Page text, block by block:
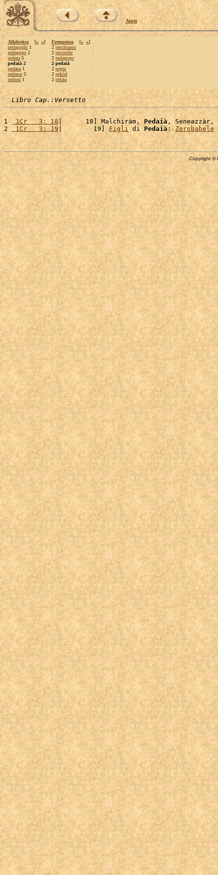
Aiuto
Alfabetica [« »]
pedagoghi 1
pedagogo 2
pedaia 5
pedaià 2
pedana 1
pedasur5
pedoni 1
Frequenza [« »]
2 pecchiamo
2 pecorelle
2 pedagogo
2 pedaià
2 pegni
2 pekòd
2 pelaia
Libro Cap.:Versetto
1 1Cr   3: 18|      18] Malchiràm, Pedaià , Seneazzàr,
2
1Cr   3: 19 |        19] Figli di Pedaià: Zorobabele
Copyright ©